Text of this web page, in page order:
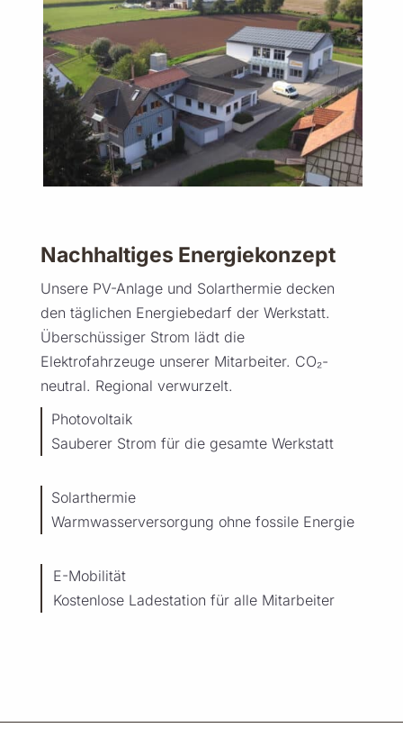
Nachhaltiges Energiekonzept
Unsere PV-Anlage und Solarthermie decken
den täglichen Energiebedarf der Werkstatt.
Überschüssiger Strom lädt die
Elektrofahrzeuge unserer Mitarbeiter. CO₂-
neutral. Regional verwurzelt.
Photovoltaik
Sauberer Strom für die gesamte Werkstatt
Solarthermie
Warmwasserversorgung ohne fossile Energie
E-Mobilität
Kostenlose Ladestation für alle Mitarbeiter